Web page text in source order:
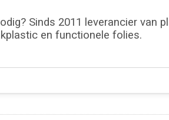
Sinds 2011 leverancier
en functionele folies.